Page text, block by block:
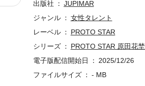
出版社
JUPIMAR
ジャンル
女性タレント
レーベル
PROTO STAR
シリーズ
PROTO STAR 原田花
電子版配信開始日
2025/12/26
ファイルサイズ
- MB